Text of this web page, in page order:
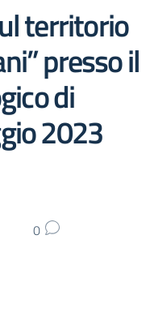
territorio
presso il
di
2023
0